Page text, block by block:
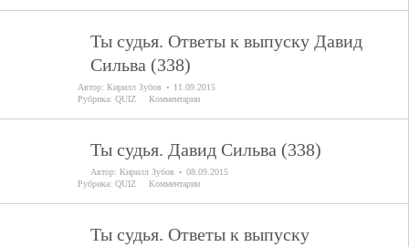
Ты судья. Ответы к выпуску Давид
Сильва (338)
Автор: Кирилл Зубов
11.09.2015
Рубрика: QUIZ Комментарии
Ты судья. Давид Сильва (338)
Автор: Кирилл Зубов
08.09.2015
Рубрика: QUIZ Комментарии
Ты судья. Ответы к выпуску